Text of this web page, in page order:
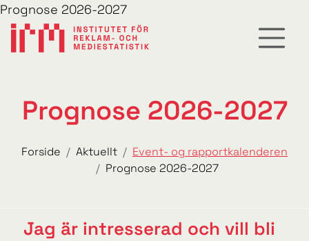
Prognose 2026-2027
Prognose 2026-2027
Forside Aktuellt
Event- og rapportkalenderen
Prognose 2026-2027
Jag är intresserad och vill bli